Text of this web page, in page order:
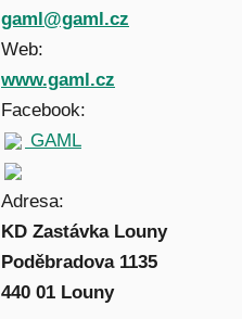
gaml@gaml.cz
Web:
www.gaml.cz
Facebook:
GAML
Adresa:
KD Zastávka Louny
Poděbradova 1135
440 01 Louny